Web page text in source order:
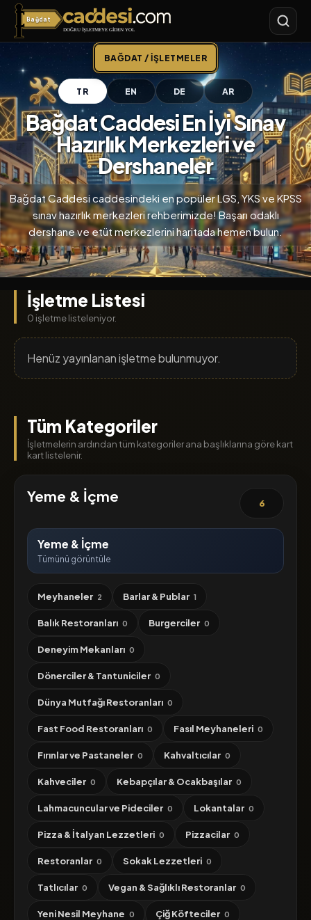
Bağdat
Bağdat Caddesi
BAĞDAT / İŞLETMELER
TR EN DE AR
Bağdat Caddesi En İyi Sınav
Hazırlık Merkezleri ve
Dershaneler
Bağdat Caddesi caddesindeki en popüler LGS, YKS ve KPSS
sınav hazırlık merkezleri rehberimizde! Başarı odaklı
dershane ve etüt merkezlerini haritada hemen bulun.
İşletme Listesi
0 işletme listeleniyor.
Henüz yayınlanan işletme bulunmuyor.
Tüm Kategoriler
İşletmelerin ardından tüm kategoriler ana başlıklarına göre kart
kart listelenir.
Yeme & İçme 6
Yeme & İçme
Tümünü görüntüle
Meyhaneler 2 Barlar & Publar 1
Balık Restoranları 0 Burgerciler 0
Deneyim Mekanları 0
Dönerciler & Tantuniciler 0
Dünya Mutfağı Restoranları 0
Fast Food Restoranları 0 Fasıl Meyhaneleri 0
Fırınlar ve Pastaneler 0 Kahvaltıcılar 0
Kahveciler 0 Kebapçılar & Ocakbaşılar 0
Lahmacuncular ve Pideciler 0 Lokantalar 0
Pizza & İtalyan Lezzetleri 0 Pizzacilar 0
Restoranlar 0 Sokak Lezzetleri 0
Tatlıcılar 0 Vegan & Sağlıklı Restoranlar 0
Yeni Nesil Meyhane 0 Çiğ Köfteciler 0